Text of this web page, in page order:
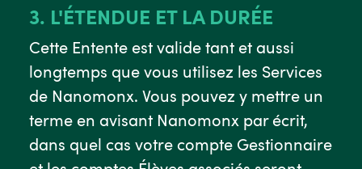
3. L'ÉTENDUE ET LA DURÉE
Cette Entente est valide tant et aussi
longtemps que vous utilisez les Services
de Nanomonx. Vous pouvez y mettre un
terme en avisant Nanomonx par écrit,
dans quel cas votre compte Gestionnaire